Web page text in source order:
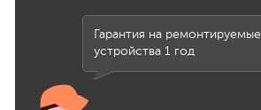
Гарантия на ремонтируемые
устройства 1 год